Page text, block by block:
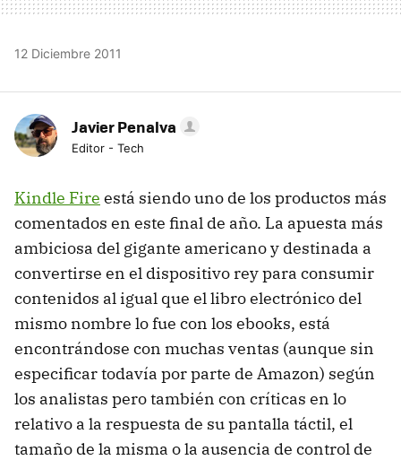
12 Diciembre 2011
Javier Penalva
Editor - Tech
Kindle Fire está siendo uno de los productos más
comentados en este final de año. La apuesta más
ambiciosa del gigante americano y destinada a
convertirse en el dispositivo rey para consumir
contenidos al igual que el libro electrónico del
mismo nombre lo fue con los ebooks, está
encontrándose con muchas ventas (aunque sin
especificar todavía por parte de Amazon) según
los analistas pero también con críticas en lo
relativo a la respuesta de su pantalla táctil, el
tamaño de la misma o la ausencia de control de